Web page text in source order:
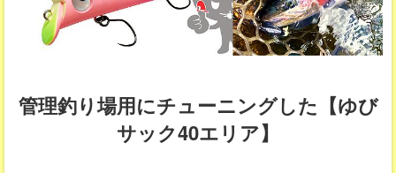
管理釣り場用にチューニングした【ゆび
サック40エリア】